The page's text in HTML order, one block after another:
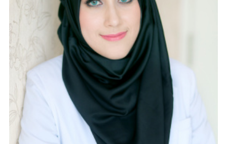
ARTIKEL
INFORMASI
Hak dan Kewajiban
Promosi
Indikator Mutu RS
Customer Care
Optic
KONTAK KAMI